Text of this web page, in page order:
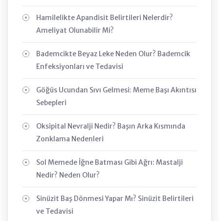
Hamilelikte Apandisit Belirtileri Nelerdir?
Ameliyat Olunabilir Mi?
Bademcikte Beyaz Leke Neden Olur? Bademcik
Enfeksiyonları ve Tedavisi
Göğüs Ucundan Sıvı Gelmesi: Meme Başı Akıntısı
Sebepleri
Oksipital Nevralji Nedir? Başın Arka Kısmında
Zonklama Nedenleri
Sol Memede İğne Batması Gibi Ağrı: Mastalji
Nedir? Neden Olur?
Sinüzit Baş Dönmesi Yapar Mı? Sinüzit Belirtileri
ve Tedavisi